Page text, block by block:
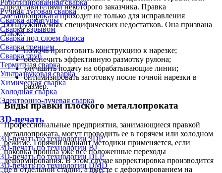
Роботизированная сварка
Ручная дуговая сварка
Сварка арматуры
Сварка взрывом
Сварка под слоем флюса
Сварка трением
Сварка труб
Термитная сварка
Ультразвуковая сварка
Химическая сварка
Холодная сварка
Электронно-лучевая сварка
3D-печать
3D-печать по технологии 3DP
3D-печать по технологии BJ
3D-печать по технологии DLP
3D-печать по технологии DMD
представителями некоторого заказчика. Правка
металлопроката проходит не только для исправления
обнаруживаемых специфических недостатков. Она призвана
также:
помочь приготовить конструкцию к нарезке;
обеспечить эффективную размотку рулона;
улучшить подачу на обрабатывающие линии;
оптимизировать заготовку после точной нарезки в
размер.
Виды правки плоского металлопроката
Профессиональные предприятия, занимающиеся правкой
металлопроката, могут проводить ее в горячем или холодном
режиме. Горячий вариант методики применяется, если
поковка прошла уже все положенные переходы
деформирования. В этом случае корректировка производится
не в отдельной стадии, а вместе с деформированием на